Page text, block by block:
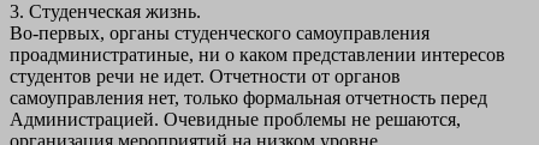
3. Студенческая жизнь.
Во-первых, органы студенческого самоуправления
проадминистратиные, ни о каком представлении интересов
студентов речи не идет. Отчетности от органов
самоуправления нет, только формальная отчетность перед
Администрацией. Очевидные проблемы не решаются,
организация мероприятий на низком уровне